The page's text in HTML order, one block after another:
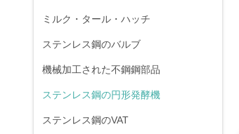
ミルク・タール・ハッチ
ステンレス鋼のバルブ
機械加工された不鋼鋼部品
ステンレス鋼の円形発酵機
ステンレス鋼のVAT